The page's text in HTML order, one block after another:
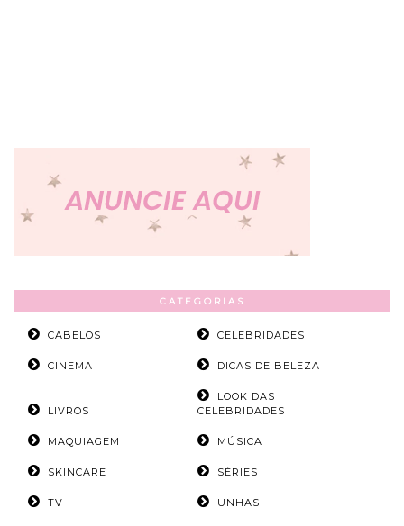
CATEGORIAS
CABELOS CELEBRIDADES
CINEMA DICAS DE BELEZA
LIVROS
LOOK DAS
CELEBRIDADES
MAQUIAGEM MÚSICA
SKINCARE SÉRIES
TV UNHAS